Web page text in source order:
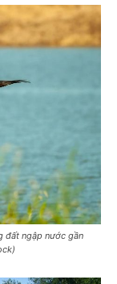
đất ngập nước gần